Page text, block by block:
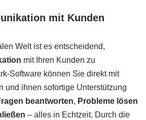
mit Kunden
Welt ist es entscheidend,
mit Ihren Kunden zu
Software können Sie direkt mit
und ihnen sofortige Unterstützung
beantworten, Probleme lösen
– alles in Echtzeit. Durch die